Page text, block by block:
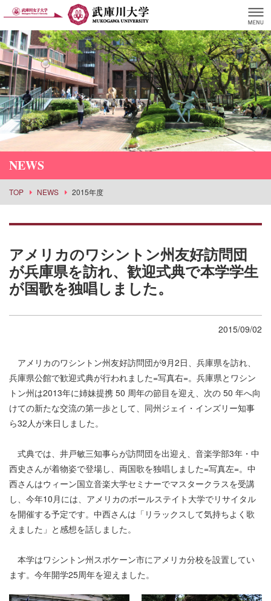
NEWS
TOP NEWS 2015年度
アメリカのワシントン州友好訪問団
が兵庫県を訪れ、歓迎式典で本学学生
が国歌を独唱しました。
2015/09/02
アメリカのワシントン州友好訪問団が9月2日、兵庫県を訪れ、
兵庫県公館で歓迎式典が行われました=写真右=。兵庫県とワシン
トン州は2013年に姉妹提携 50 周年の節目を迎え、次の 50 年へ向
けての新たな交流の第一歩として、同州ジェイ・インズリー知事
ら32人が来日しました。
式典では、井戸敏三知事らが訪問団を出迎え、音楽学部3年・中
西史さんが着物姿で登場し、両国歌を独唱しました=写真左=。中
西さんはウィーン国立音楽大学セミナーでマスタークラスを受講
し、今年10月には、アメリカのボールステイト大学でリサイタル
を開催する予定です。中西さんは「リラックスして気持ちよく歌
えました」と感想を話しました。
本学はワシントン州スポケーン市にアメリカ分校を設置してい
ます。今年開学25周年を迎えました。